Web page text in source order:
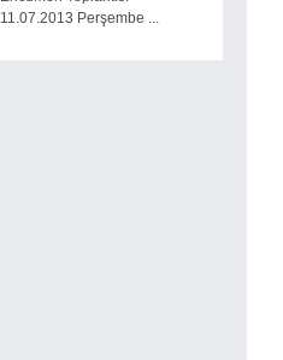
11.07.2013 Perşembe ...